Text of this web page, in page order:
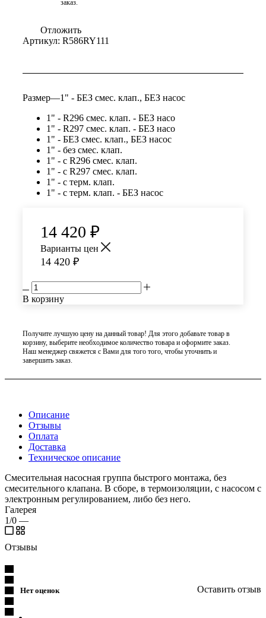
заказ.
Отложить
Артикул: R586RY111
Размер—1" - БЕЗ смес. клап., БЕЗ насос
1" - R296 смес. клап. - БЕЗ насо
1" - R297 смес. клап. - БЕЗ насо
1" - БЕЗ смес. клап., БЕЗ насос
1" - без смес. клап.
1" - с R296 смес. клап.
1" - с R297 смес. клап.
1" - с терм. клап.
1" - с терм. клап. - БЕЗ насос
14 420 ₽
Варианты цен
14 420 ₽
В корзину
Получите лучшую цену на данный товар! Для этого добавьте товар в
корзину, выберите необходимое количество товара и оформите заказ.
Наш менеджер свяжется с Вами для того того, чтобы уточнить и
завершить заказ.
Описание
Отзывы
Оплата
Доставка
Техническое описание
Смесительная насосная группа быстрого монтажа, без
смесительного клапана. В сборе, в термоизоляции, с насосом с
электронным регулированием, либо без него.
Галерея
1/0 —
Отзывы
Нет оценок Оставить отзыв